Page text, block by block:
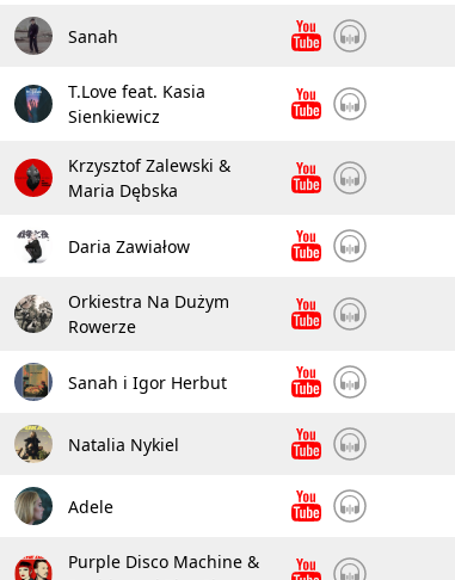
Sanah
T.Love feat. Kasia
Sienkiewicz
Krzysztof Zalewski &
Maria Dębska
Daria Zawiałow
Orkiestra Na Dużym
Rowerze
Sanah i Igor Herbut
Natalia Nykiel
Adele
Purple Disco Machine &